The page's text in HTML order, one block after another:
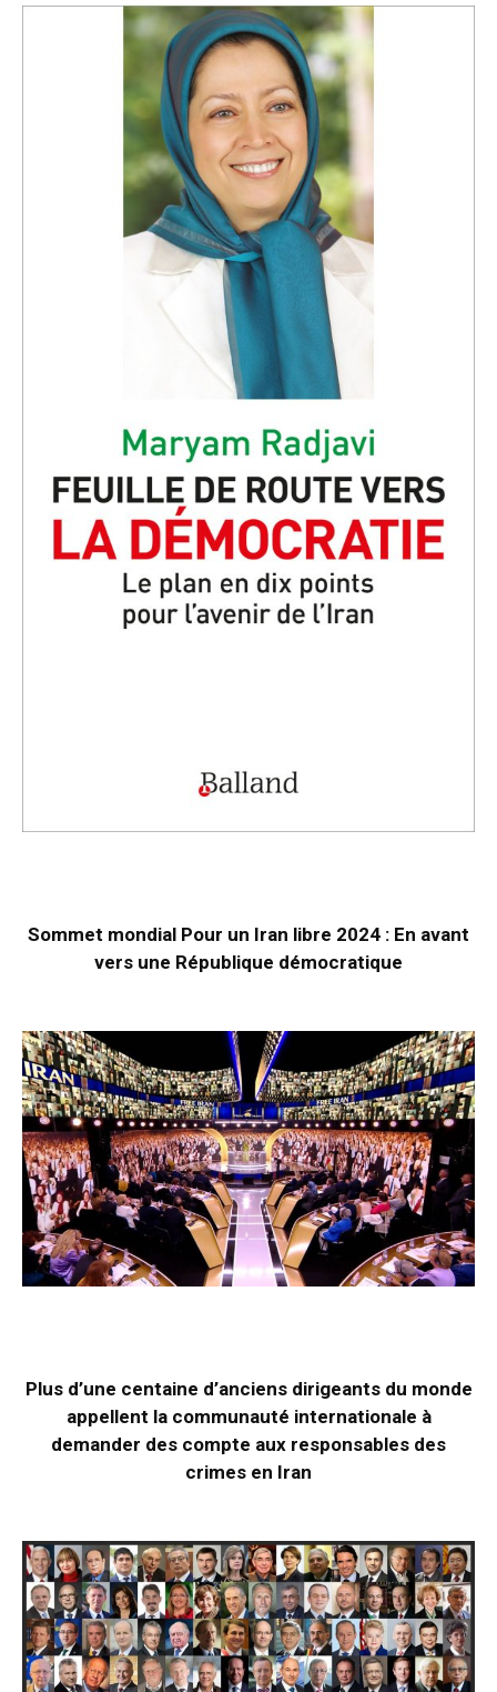
Sommet mondial Pour un Iran libre 2024 : En avant
vers une République démocratique
Plus d’une centaine d’anciens dirigeants du monde
appellent la communauté internationale à
demander des compte aux responsables des
crimes en Iran